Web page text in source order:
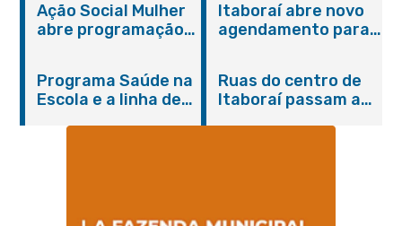
Ação Social Mulher
abre programação
serviços gratuitos e
orientações
Itaboraí abre novo
agendamento para
Programa Saúde na
Escola e a linha de
Ruas do centro de
Itaboraí passam a